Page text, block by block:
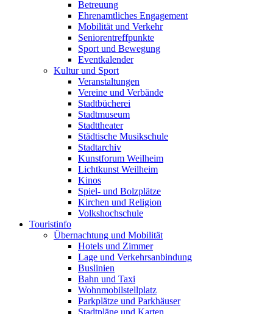
Betreuung
Ehrenamtliches Engagement
Mobilität und Verkehr
Seniorentreffpunkte
Sport und Bewegung
Eventkalender
Kultur und Sport
Veranstaltungen
Vereine und Verbände
Stadtbücherei
Stadtmuseum
Stadttheater
Städtische Musikschule
Stadtarchiv
Kunstforum Weilheim
Lichtkunst Weilheim
Kinos
Spiel- und Bolzplätze
Kirchen und Religion
Volkshochschule
Touristinfo
Übernachtung und Mobilität
Hotels und Zimmer
Lage und Verkehrsanbindung
Buslinien
Bahn und Taxi
Wohnmobilstellplatz
Parkplätze und Parkhäuser
Stadtpläne und Karten